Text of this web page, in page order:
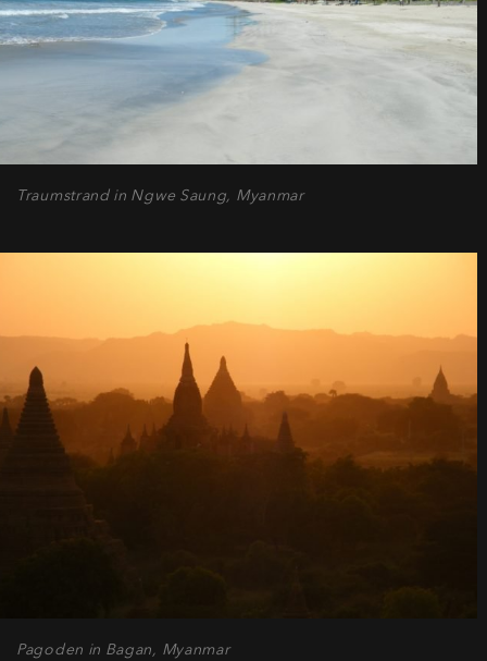
Traumstrand in Ngwe Saung, Myanmar
Pagoden in Bagan, Myanmar